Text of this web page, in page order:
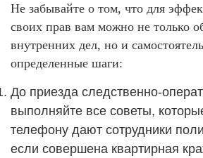
Не забывайте о том, что для
своих прав вам можно не только
внутренних дел, но и
определенные шаги:
До приезда следственно-
выполняйте все советы,
телефону дают сотрудники
если совершена квартирная